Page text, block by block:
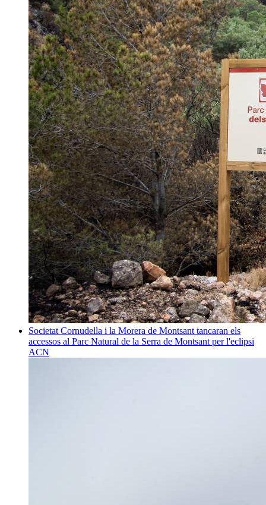
Societat Cornudella i la Morera de Montsant tancaran els
accessos al Parc Natural de la Serra de Montsant per l'eclipsi
ACN